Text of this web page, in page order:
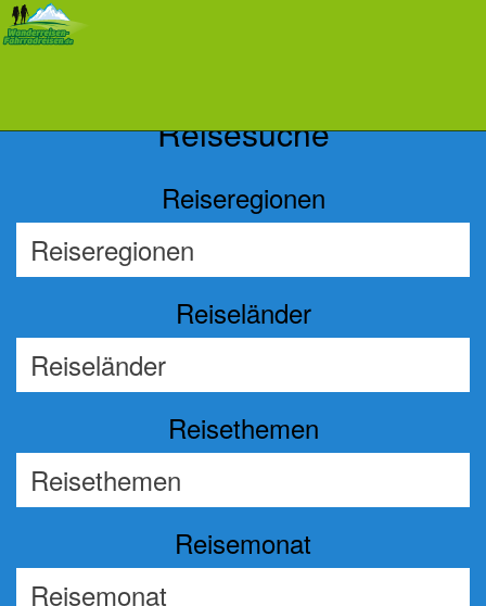
Reisesuche
Reiseregionen
Reiseländer
Reisethemen
Reisemonat